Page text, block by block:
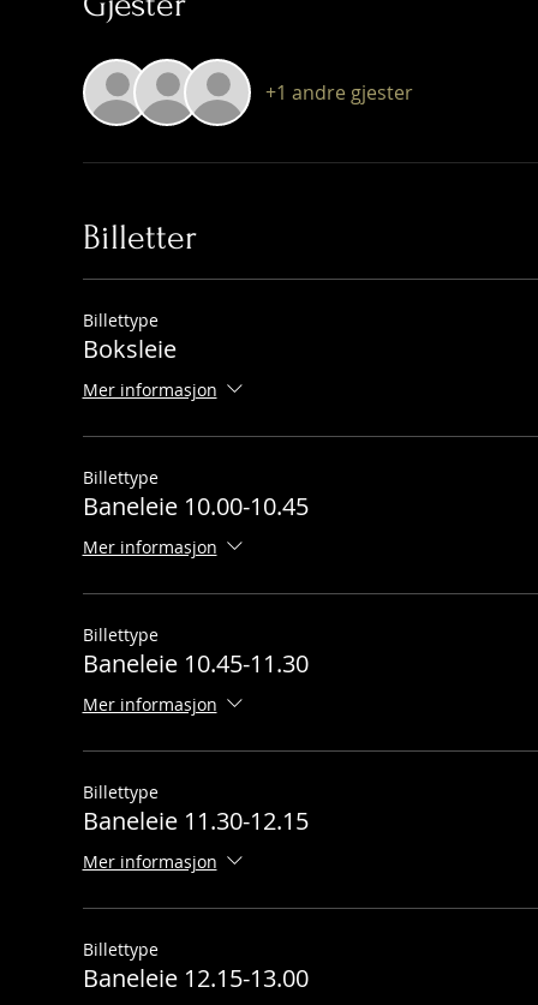
+1 andre gjester
Billetter
Billettype
Boksleie
Mer informasjon
Billettype
Baneleie 10.00-10.45
Mer informasjon
Billettype
Baneleie 10.45-11.30
Mer informasjon
Billettype
Baneleie 11.30-12.15
Mer informasjon
Billettype
Baneleie 12.15-13.00